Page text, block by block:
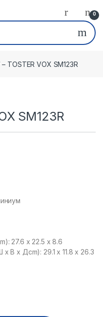
0
TOSTER VOX SM123R
SM123R
27.6 x 22.5 x 8.6
В x Дcm): 29.1 x 11.8 x 26.3